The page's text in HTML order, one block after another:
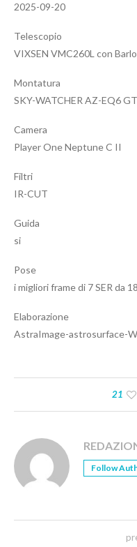
2025-09-20
Telescopio
VIXSEN VMC260L con
Montatura
SKY-WATCHER AZ-EQ6 GT
Camera
Player One Neptune C II
Filtri
IR-CUT
Guida
si
Pose
i migliori frame di 7 SER da
Elaborazione
AstraImage-astrosurface-
21
Follow